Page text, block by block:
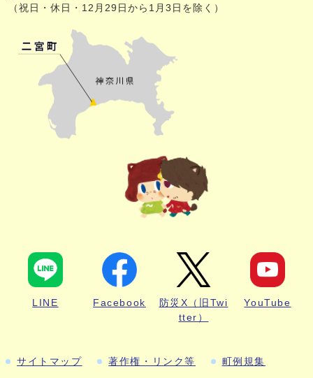
（祝日・休日・12月29日から1月3日を除く）
LINE Facebook
防災X（旧Twi
tter）
YouTube
サイトマップ 著作権・リンク等 町例規集